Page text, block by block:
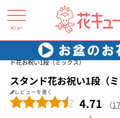
メニュー
花キューピット 開店祝い・開業祝い
ド花お祝い1段（ミックス）
スタンド花お祝い1段（ミ
レビューを書く
4.71 （